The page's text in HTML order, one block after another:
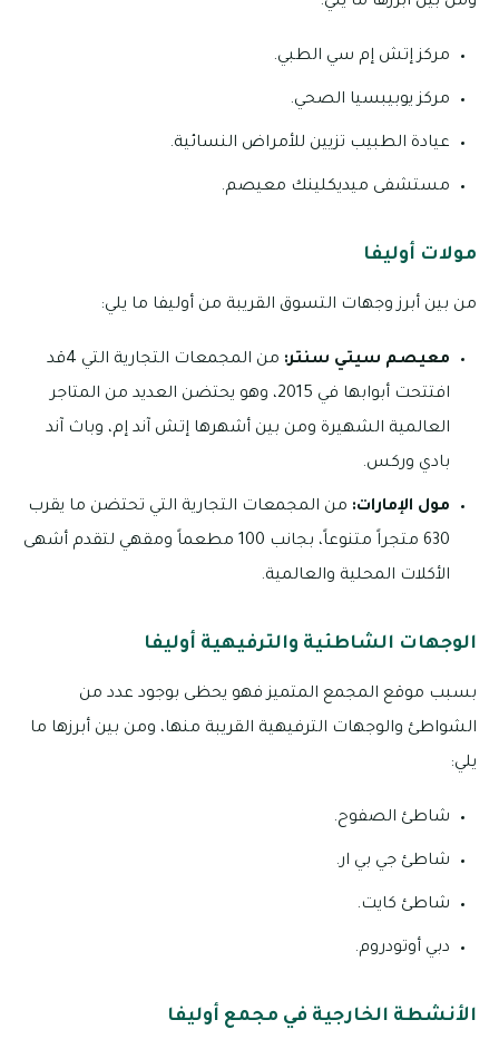
مركز إتش إم سي الطبي.
مركز يوبيبسيا الصحي.
عيادة الطبيب تزيين للأمراض النسائية.
مستشفى ميديكلينك معيصم.
مولات أوليفا
من بين أبرز وجهات التسوق القريبة من أوليفا ما يلي:
معيصم سيتي سنتر:
من المجمعات التجارية التي 4قد
افتتحت أبوابها في 2015، وهو يحتضن العديد من المتاجر
العالمية الشهيرة ومن بين أشهرها إتش آند إم، وباث آند
بادي وركس.
مول الإمارات: من المجمعات التجارية التي تحتضن ما يقرب
630 متجراً متنوعاً، بجانب 100 مطعماً ومقهي لتقدم أشهى
الأكلات المحلية والعالمية.
الوجهات الشاطئية والترفيهية أوليفا
بسبب موقع المجمع المتميز فهو يحظى بوجود عدد من
الشواطئ والوجهات الترفيهية القريبة منها، ومن بين أبرزها ما
يلي:
شاطئ الصفوح.
شاطئ جي بي ار.
شاطئ كايت.
دبي أوتودروم.
الأنشطة الخارجية في مجمع أوليفا